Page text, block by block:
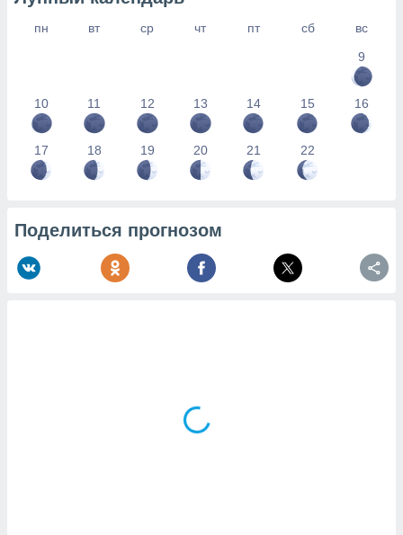
пн вт ср чт пт сб
вс
9
10 11 12 13 14 15 16
17 18 19 20 21 22
Поделиться прогнозом